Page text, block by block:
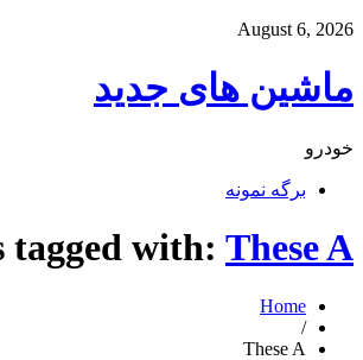
August 6, 2026
ماشین های جدید
خودرو
برگه نمونه
tagged with: These A
Home
/
These A